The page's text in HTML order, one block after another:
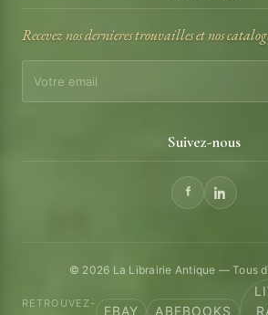
Recevez nos dernieres trouvailles et nos
Suivez-nous
© 2026 La Librairie Antique — Tous
RETROUVEZ-
EBAY ABEBOOKS